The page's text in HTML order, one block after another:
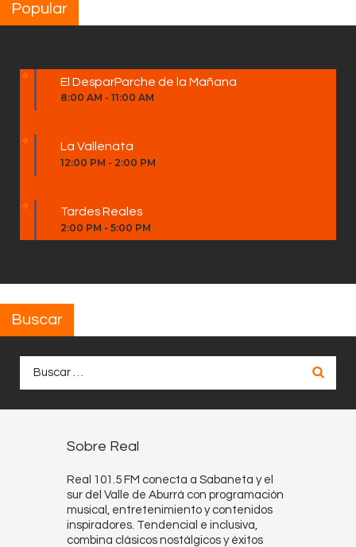
Popular
El DesparParche de la Mañana
8:00 AM - 11:00 AM
La Vallenata
12:00 PM - 2:00 PM
Tardes Reales
2:00 PM - 5:00 PM
Buscar
Sobre Real
Real 101.5 FM conecta a Sabaneta y el
sur del Valle de Aburrá con programación
musical, entretenimiento y contenidos
inspiradores. Tendencial e inclusiva,
combina clásicos nostálgicos y éxitos